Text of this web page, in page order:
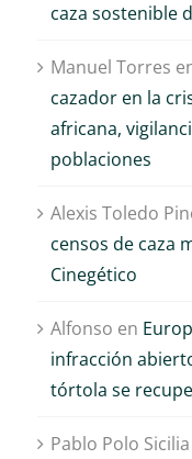
caza sostenible
Manuel Torres
cazador en la
africana,
poblaciones
Alexis Toledo
censos de caza
Cinegético
Alfonso en
infracción
tórtola se
Pablo Polo Sicilia